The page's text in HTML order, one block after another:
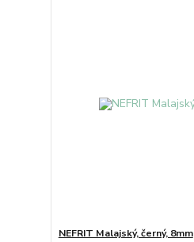
NEFRIT Malajský, černý, 8mm